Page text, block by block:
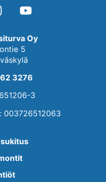
Oy
5
3276
3
003726512063